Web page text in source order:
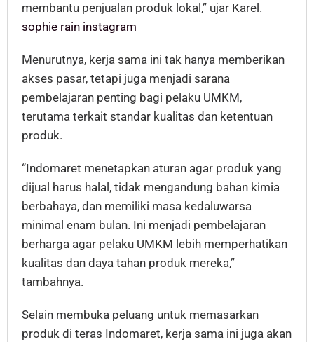
membantu penjualan produk lokal,” ujar Karel.
sophie rain instagram
Menurutnya, kerja sama ini tak hanya memberikan
akses pasar, tetapi juga menjadi sarana
pembelajaran penting bagi pelaku UMKM,
terutama terkait standar kualitas dan ketentuan
produk.
“Indomaret menetapkan aturan agar produk yang
dijual harus halal, tidak mengandung bahan kimia
berbahaya, dan memiliki masa kedaluwarsa
minimal enam bulan. Ini menjadi pembelajaran
berharga agar pelaku UMKM lebih memperhatikan
kualitas dan daya tahan produk mereka,”
tambahnya.
Selain membuka peluang untuk memasarkan
produk di teras Indomaret, kerja sama ini juga akan